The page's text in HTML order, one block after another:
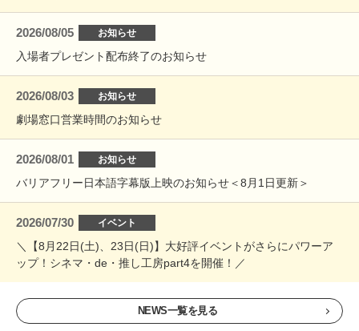
2026/08/05 お知らせ
入場者プレゼント配布終了のお知らせ
2026/08/03 お知らせ
劇場窓口営業時間のお知らせ
2026/08/01 お知らせ
バリアフリー日本語字幕版上映のお知らせ＜8月1日更新＞
2026/07/30 イベント
＼【8月22日(土)、23日(日)】大好評イベントがさらにパワーア
ップ！シネマ・de・推し工房part4を開催！／
NEWS一覧を見る